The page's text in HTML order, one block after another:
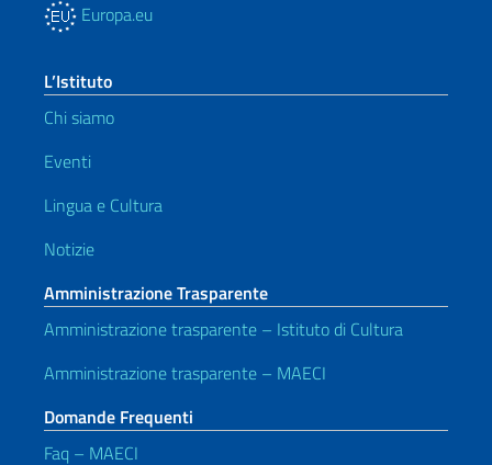
Europa.eu
L’Istituto
Chi siamo
Eventi
Lingua e Cultura
Notizie
Amministrazione Trasparente
Amministrazione trasparente – Istituto di Cultura
Amministrazione trasparente – MAECI
Domande Frequenti
Faq – MAECI